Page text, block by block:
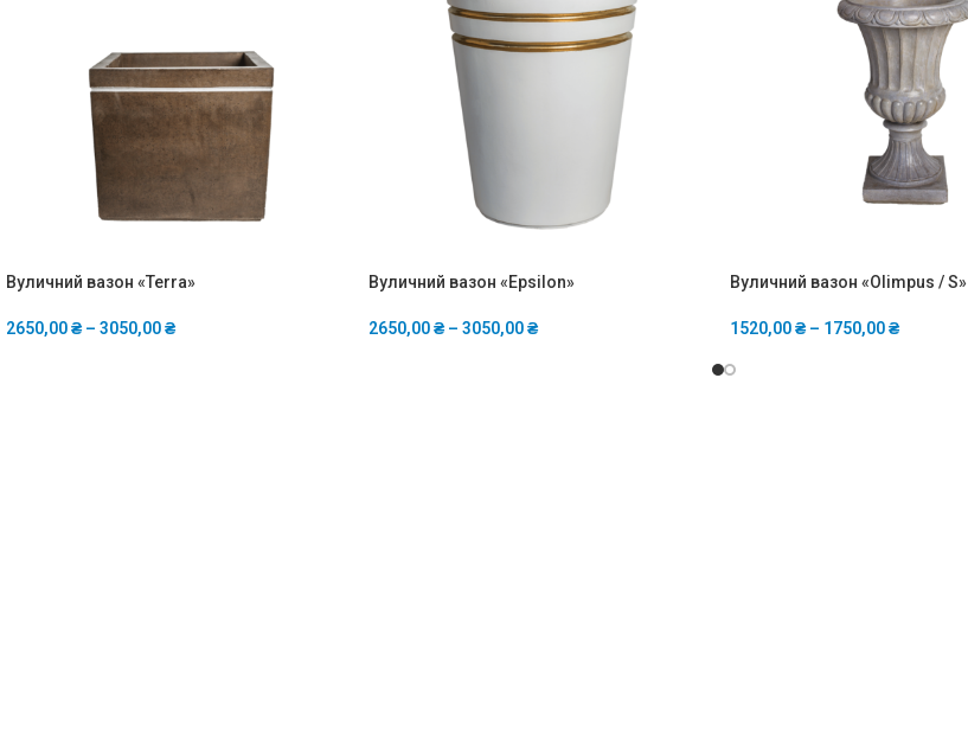
Вуличний вазон «Terra»
2650,00₴ – 3050,00₴
Вуличний вазон «Epsilon»
2650,00₴ – 3050,00₴
Вуличний вазон «Olimpus / S»
1520,00₴ – 1750,00₴